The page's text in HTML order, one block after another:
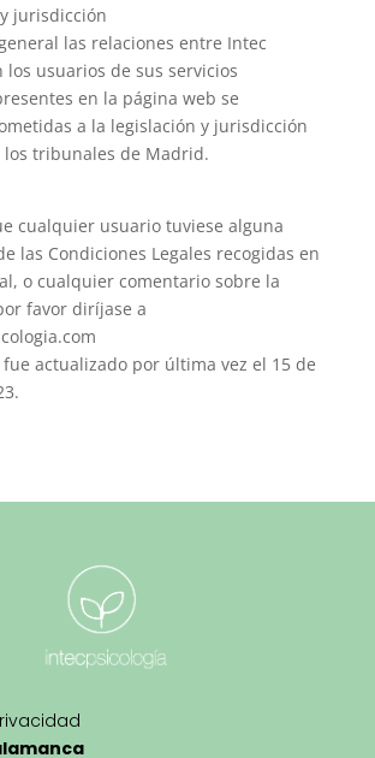
jurisdicción
las relaciones entre Intec
los usuarios de sus servicios
en la página web se
a la legislación y jurisdicción
los tribunales de Madrid.
cualquier usuario tuviese alguna
las Condiciones Legales recogidas en
o cualquier comentario sobre la
favor diríjase a
fue actualizado por última vez el 15 de